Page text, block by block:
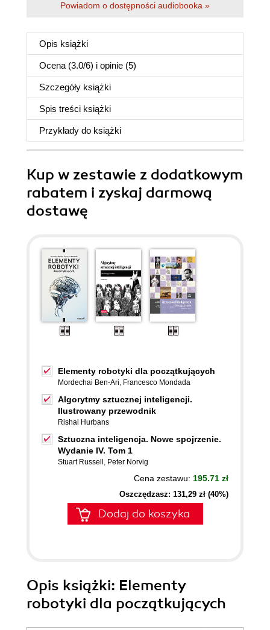
Powiadom o dostępności audiobooka »
Opis książki
Ocena (3.0/6) i opinie (5)
Szczegóły książki
Spis treści książki
Przykłady do książki
Kup w zestawie z dodatkowym
rabatem i zyskaj darmową
dostawę
Elementy robotyki dla początkujących
Mordechai Ben-Ari, Francesco Mondada
Algorytmy sztucznej inteligencji.
Ilustrowany przewodnik
Rishal Hurbans
Sztuczna inteligencja. Nowe spojrzenie.
Wydanie IV. Tom 1
Stuart Russell , Peter Norvig
Cena zestawu: 195.71 zł
Oszczędzasz: 131,29 zł (40%)
Dodaj do koszyka
Opis książki: Elementy
robotyki dla początkujących